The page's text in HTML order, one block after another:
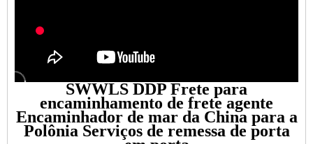
SWWLS DDP Frete para
encaminhamento de frete agente
Encaminhador de mar da China para a
Polônia Serviços de remessa de porta